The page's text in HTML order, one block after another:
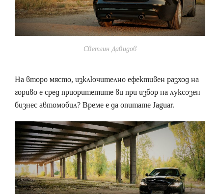
Светлин Давидов
На второ място, изключително ефективен разход на
гориво е сред приоритетите ви при избор на луксозен
бизнес автомобил? Време е да опитате Jaguar.